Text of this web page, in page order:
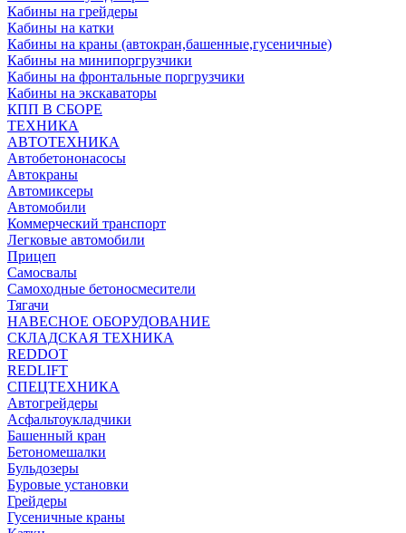
Кабины на грейдеры
Кабины на катки
Кабины на краны (автокран,башенные,гусеничные)
Кабины на минипоргрузчики
Кабины на фронтальные поргрузчики
Кабины на экскаваторы
КПП В СБОРЕ
ТЕХНИКА
АВТОТЕХНИКА
Автобетононасосы
Автокраны
Автомиксеры
Автомобили
Коммерческий транспорт
Легковые автомобили
Прицеп
Самосвалы
Самоходные бетоносмесители
Тягачи
НАВЕСНОЕ ОБОРУДОВАНИЕ
СКЛАДСКАЯ ТЕХНИКА
REDDOT
REDLIFT
СПЕЦТЕХНИКА
Автогрейдеры
Асфальтоукладчики
Башенный кран
Бетономешалки
Бульдозеры
Буровые установки
Грейдеры
Гусеничные краны